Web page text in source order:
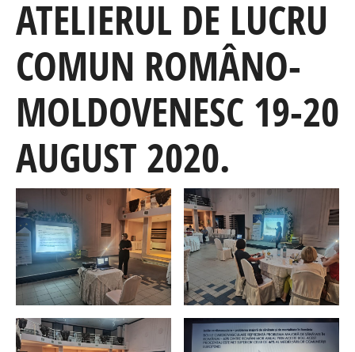
ATELIERUL DE LUCRU
COMUN ROMÂNO-
MOLDOVENESC 19-20
AUGUST 2020.